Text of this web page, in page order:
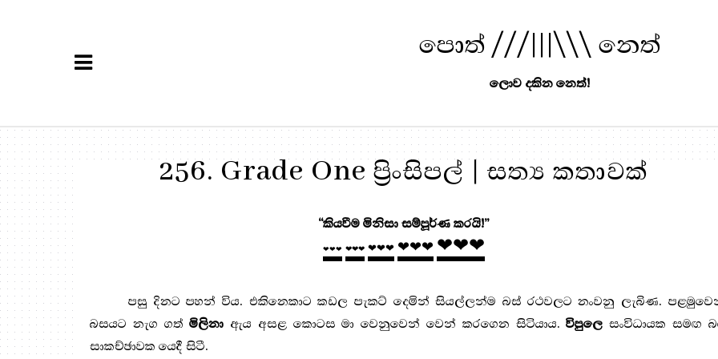
පොත් ///|||\\\ නෙත්
ලොව දකින නෙත්!
256. Grade One ප්‍රිංසිපල් | සත්‍ය කතාවක්
“කියවීම මිනිසා සම්පූර්ණ කරයි!”
❤❤❤ ❤❤❤ ❤❤❤ ❤❤❤ ❤❤❤
පසු දිනට පහන් විය. එකිනෙකාට කඩල පැකට් දෙමින් සියල්ලන්ම බස් රථවලට නංවනු ලැබිණ.
බසයට නැග ගත්මිලිනා ඇය අසළ කොටස මා වෙනුවෙන් වෙන් කරගෙන සිටියාය.විපුලෙ සංවිධායක සමඟ
සාකච්ඡාවක යෙදී සිටී.